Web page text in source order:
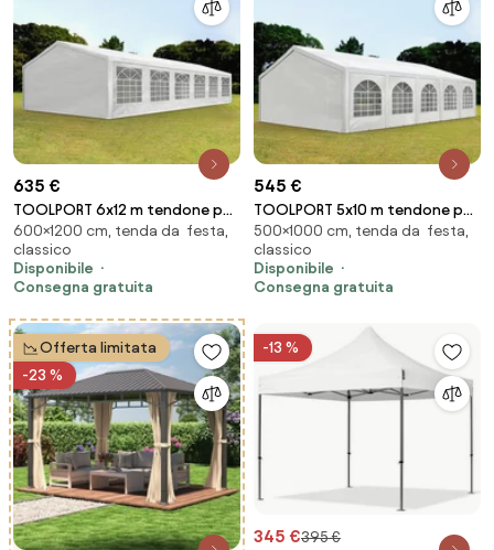
635 €
TOOLPORT 6x12 m tendone per
feste, PE 350, bianco - (90109)
600×1200 cm, tenda da festa,
classico
Disponibile
Consegna gratuita
545 €
TOOLPORT 5x10 m tendone per
feste, PE 450, bianco - (91116)
500×1000 cm, tenda da festa,
classico
Disponibile
Consegna gratuita
Offerta limitata
-23 %
-13 %
345 €395 €